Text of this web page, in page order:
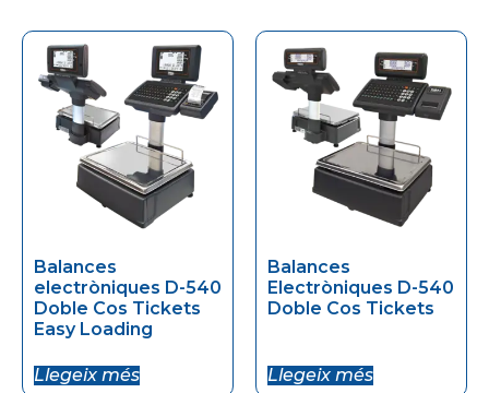
Balances
electròniques D-540
Doble Cos Tickets
Easy Loading
Llegeix més
Balances
Electròniques D-540
Doble Cos Tickets
Llegeix més